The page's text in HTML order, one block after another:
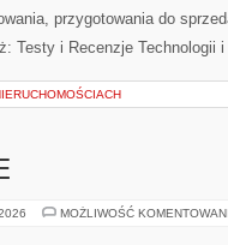
przygotowania do
Testy i Recenzje
MOŻLIWOŚĆ